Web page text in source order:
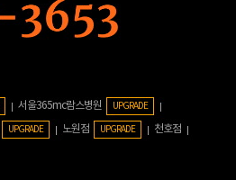
서울365mc람스병원 UPGRADE
UPGRADE 노원점 UPGRADE
천호점